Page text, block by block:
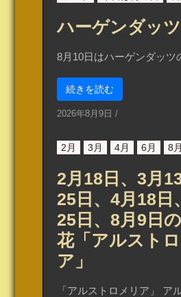
ハーゲンダッ
8月10日はハーゲンダッツ
続きを読む
2026年8月9日 /
2月 3月 4月 6月 8月
2月18日、3月13
25日、4月18日
25日、8月9日
花「アルスト
ア」
「アルストロメリア」 ア